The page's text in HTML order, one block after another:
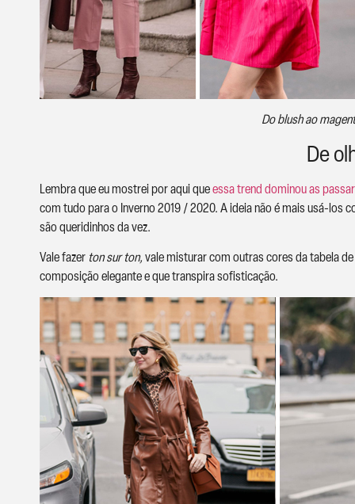
Do blush ao
De
Lembra que eu mostrei por aqui queessa trend dominou as
com tudo para o Inverno 2019 / 2020. A ideia não é mais usá-
são queridinhos da vez.
Vale fazer ton sur ton, vale misturar com outras cores da tabela
composição elegante e que transpira sofisticação.